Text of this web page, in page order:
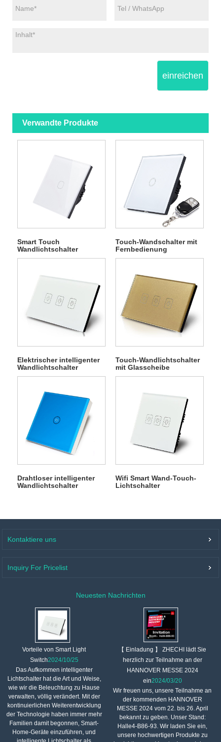
einreichen
Verwandte Produkte
Smart Touch
Wandlichtschalter
Touch-Wandschalter mit
Fernbedienung
Elektrischer intelligenter
Wandlichtschalter
Touch-Wandlichtschalter
mit Glasscheibe
Drahtloser intelligenter
Wandlichtschalter
Wifi Smart Wand-Touch-
Lichtschalter
Kontaktiere uns
Inquiry For Pricelist
Neuesten Nachrichten
Vorteile von Smart Light
Switch2024/10/25
Das Aufkommen intelligenter
Lichtschalter hat die Art und Weise,
wie wir die Beleuchtung zu Hause
verwalten, völlig verändert. Mit der
kontinuierlichen Weiterentwicklung
der Technologie haben immer mehr
Familien damit begonnen, Smart-
Home-Geräte einzuführen, und
【 Einladung 】 ZHECHI lädt Sie
herzlich zur Teilnahme an der
HANNOVER MESSE 2024
ein2024/03/20
Wir freuen uns, unsere Teilnahme an
der kommenden HANNOVER
MESSE 2024 vom 22. bis 26. April
bekannt zu geben. Unser Stand:
Halle4-B86-93. Wir laden Sie ein,
unsere hochwertigen Produkte zu